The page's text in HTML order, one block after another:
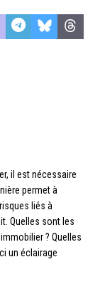
il est nécessaire
permet à
liés à
Quelles sont les
? Quelles
un éclairage